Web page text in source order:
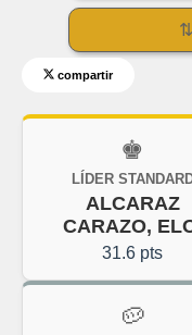
compartir
♚
LÍDER
ALCARAZ
CARAZO,
31.6 pts
🥔